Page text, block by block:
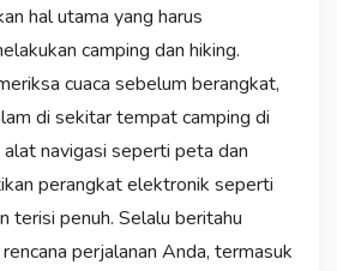
hal utama yang harus
camping dan hiking.
cuaca sebelum berangkat,
di sekitar tempat camping di
navigasi seperti peta dan
perangkat elektronik seperti
terisi penuh. Selalu beritahu
perjalanan Anda, termasuk